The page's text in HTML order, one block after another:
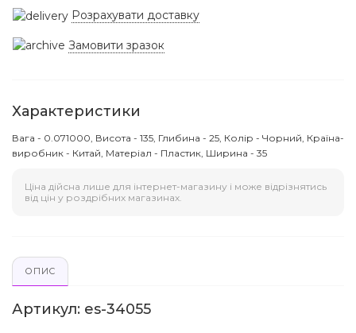
Розрахувати доставку
Замовити зразок
Характеристики
Вага - 0.071000, Висота - 135, Глибина - 25, Колір - Чорний, Країна-
виробник - Китай, Матеріал - Пластик, Ширина - 35
Ціна дійсна лише для інтернет-магазину і може відрізнятись
від цін у роздрібних магазинах.
ОПИС
Артикул: es-34055